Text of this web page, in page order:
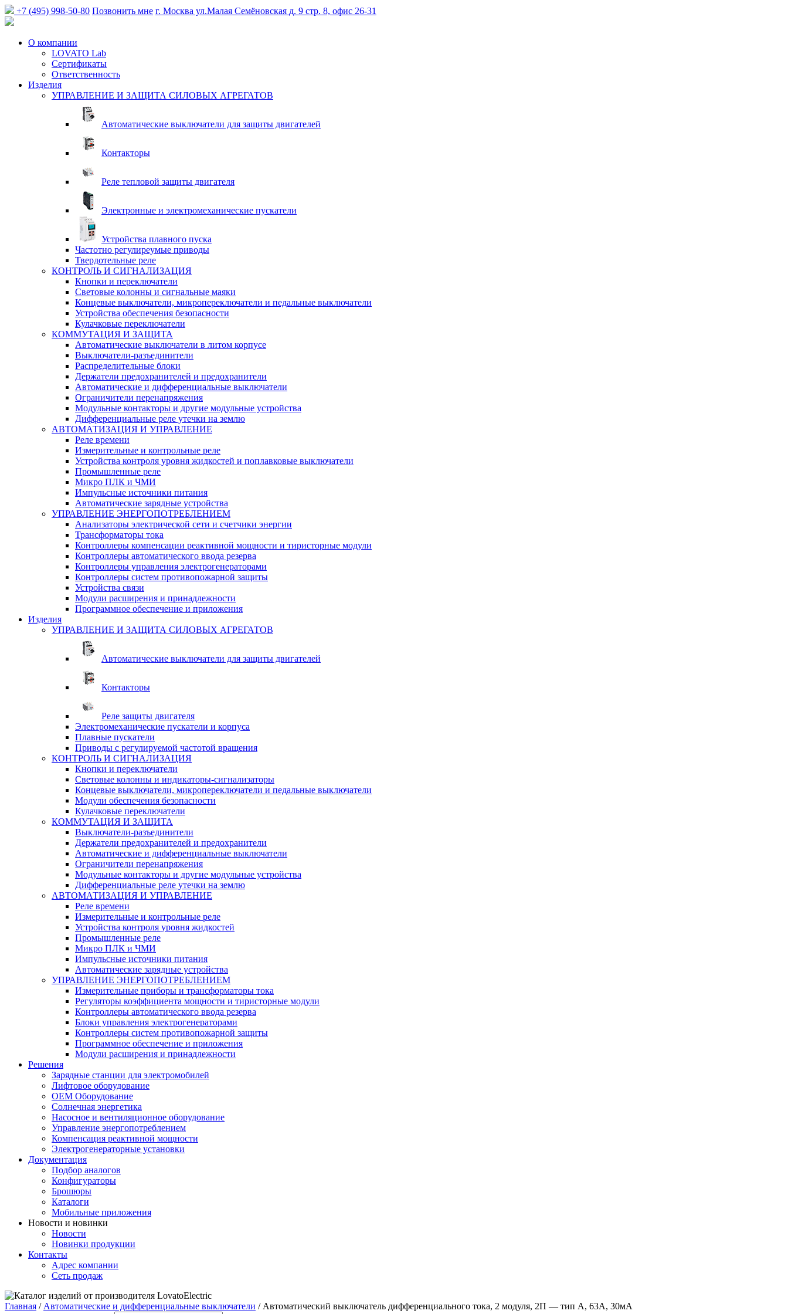
+7 (495) 998-50-80 Позвонить мне г. Москва ул.Малая Семёновская д. 9 стр. 8, офис 26-31
О компании
LOVATO Lab
Сертификаты
Ответственность
Изделия
УПРАВЛЕНИЕ И ЗАЩИТА СИЛОВЫХ АГРЕГАТОВ
Автоматические выключатели для защиты двигателей
Контакторы
Реле тепловой защиты двигателя
Электронные и электромеханические пускатели
Устройства плавного пуска
Частотно регулиреумые приводы
Твердотельные реле
КОНТРОЛЬ И СИГНАЛИЗАЦИЯ
Кнопки и переключатели
Световые колонны и сигнальные маяки
Концевые выключатели, микропереключатели и педальные выключатели
Устройства обеспечения безопасности
Кулачковые переключатели
КОММУТАЦИЯ И ЗАЩИТА
Автоматические выключатели в литом корпусе
Выключатели-разъединители
Распределительные блоки
Держатели предохранителей и предохранители
Автоматические и дифференциальные выключатели
Ограничители перенапряжения
Модульные контакторы и другие модульные устройства
Дифференциальные реле утечки на землю
АВТОМАТИЗАЦИЯ И УПРАВЛЕНИЕ
Реле времени
Измерительные и контрольные реле
Устройства контроля уровня жидкостей и поплавковые выключатели
Промышленные реле
Микро ПЛК и ЧМИ
Импульсные источники питания
Автоматические зарядные устройства
УПРАВЛЕНИЕ ЭНЕРГОПОТРЕБЛЕНИЕМ
Анализаторы электрической сети и счетчики энергии
Трансформаторы тока
Контроллеры компенсации реактивной мощности и тиристорные модули
Контроллеры автоматического ввода резерва
Контроллеры управления электрогенераторами
Контроллеры систем противопожарной защиты
Устройства связи
Модули расширения и принадлежности
Программное обеспечение и приложения
Изделия
УПРАВЛЕНИЕ И ЗАЩИТА СИЛОВЫХ АГРЕГАТОВ
Автоматические выключатели для защиты двигателей
Контакторы
Реле защиты двигателя
Электромеханические пускатели и корпуса
Плавные пускатели
Приводы с регулируемой частотой вращения
КОНТРОЛЬ И СИГНАЛИЗАЦИЯ
Кнопки и переключатели
Световые колонны и индикаторы-сигнализаторы
Концевые выключатели, микропереключатели и педальные выключатели
Модули обеспечения безопасности
Кулачковые переключатели
КОММУТАЦИЯ И ЗАЩИТА
Выключатели-разъединители
Держатели предохранителей и предохранители
Автоматические и дифференциальные выключатели
Ограничители перенапряжения
Модульные контакторы и другие модульные устройства
Дифференциальные реле утечки на землю
АВТОМАТИЗАЦИЯ И УПРАВЛЕНИЕ
Реле времени
Измерительные и контрольные реле
Устройства контроля уровня жидкостей
Промышленные реле
Микро ПЛК и ЧМИ
Импульсные источники питания
Автоматические зарядные устройства
УПРАВЛЕНИЕ ЭНЕРГОПОТРЕБЛЕНИЕМ
Измерительные приборы и трансформаторы тока
Регуляторы коэффициента мощности и тиристорные модули
Контроллеры автоматического ввода резерва
Блоки управления электрогенераторами
Контроллеры систем противопожарной защиты
Программное обеспечение и приложения
Модули расширения и принадлежности
Решения
Зарядные станции для электромобилей
Лифтовое оборудование
ОЕМ Оборудование
Солнечная энергетика
Насосное и вентиляционное оборудование
Управление энергопотреблением
Компенсация реактивной мощности
Электрогенераторные установки
Документация
Подбор аналогов
Конфигураторы
Брошюры
Каталоги
Мобильные приложения
Новости и новинки
Новости
Новинки продукции
Контакты
Адрес компании
Сеть продаж
Главная / Автоматические и дифференциальные выключатели / Автоматический выключатель дифференциального тока, 2 модуля, 2П — тип А, 63А, 30мА